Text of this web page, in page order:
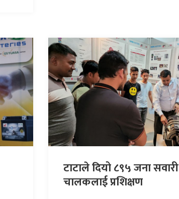
टाटाले दियो ८९५ जना सवारी
चालकलाई प्रशिक्षण